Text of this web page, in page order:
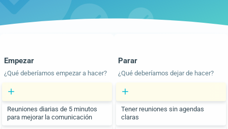
Empezar
¿Qué deberíamos empezar a hacer?
Reuniones diarias de 5 minutos
para mejorar la comunicación
Parar
¿Qué deberíamos dejar de hacer?
Tener reuniones sin agendas
claras